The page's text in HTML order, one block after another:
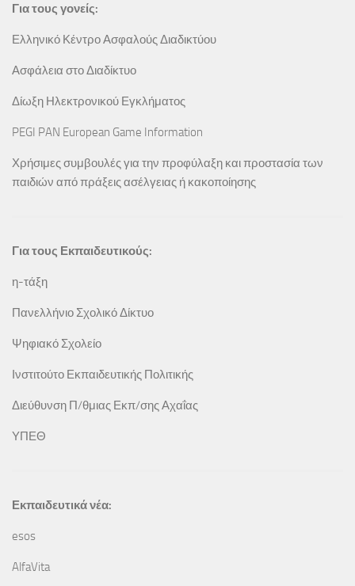
Για τους γονείς:
Ελληνικό Κέντρο Ασφαλούς Διαδικτύου
Ασφάλεια στο Διαδίκτυο
Δίωξη Ηλεκτρονικού Εγκλήματος
PEGI PAN European Game Information
Χρήσιμες συμβουλές για την προφύλαξη και προστασία των
παιδιών από πράξεις ασέλγειας ή κακοποίησης
Για τους Εκπαιδευτικούς:
η-τάξη
Πανελλήνιο Σχολικό Δίκτυο
Ψηφιακό Σχολείο
Ινστιτούτο Εκπαιδευτικής Πολιτικής
Διεύθυνση Π/θμιας Εκπ/σης Αχαΐας
ΥΠΕΘ
Εκπαιδευτικά νέα:
esos
AlfaVita